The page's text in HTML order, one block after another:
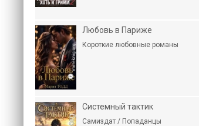
Любовь в Париже
Короткие любовные романы
Системный тактик
Самиздат / Попаданцы